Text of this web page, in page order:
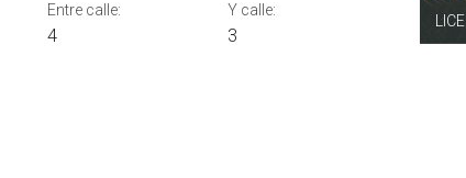
Entre calle:
4
Y calle:
3